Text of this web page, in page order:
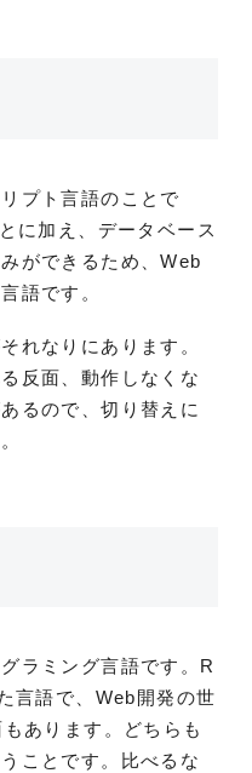
プト言語のことで
に加え、データベース
ができるため、Web
語です。
れなりにあります。
反面、動作しなくな
るので、切り替えに
ラミング言語です。R
言語で、Web開発の世
あります。どちらも
ことです。比べるな